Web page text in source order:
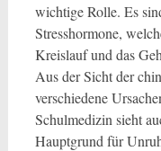
wichtige Rolle. Es
Stresshormone,
Kreislauf und das
Aus der Sicht der
verschiedene
Schulmedizin sieht
Hauptgrund für